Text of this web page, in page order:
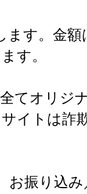
ます。金
す。
てオリジ
イトは詐
お振り込